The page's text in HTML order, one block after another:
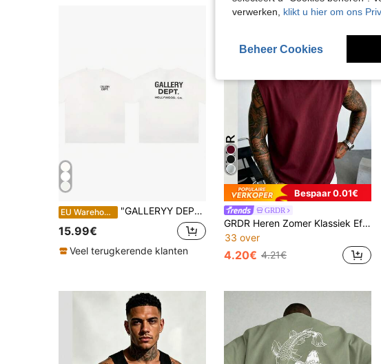
EU Warehouse "GALLERYY DEPTT "T-shirt met patroon en korte mouwen, Y2K, witte zomertop, unisex, ronde hals, streetwear, puur katoen
15.99€
Veel terugkerende klanten
Bespaar 0.01€
GRDR
GRDR Heren Zomer Klassiek Effen Kleur Dunne Mouwloze Ronde Hals Tanktop, Geschikt Voor Sport, Fitness En Dagelijks Gebruik
33 over
4.20€ 4.21€
verwerken, klikt u hier om ons
Beheer Cookies